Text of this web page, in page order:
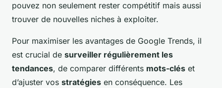
pouvez non seulement rester compétitif mais aussi
trouver de nouvelles niches à exploiter.
Pour maximiser les avantages de Google Trends, il
est crucial de surveiller régulièrement les
tendances, de comparer différents mots-clés et
d’ajuster vos stratégies en conséquence. Les